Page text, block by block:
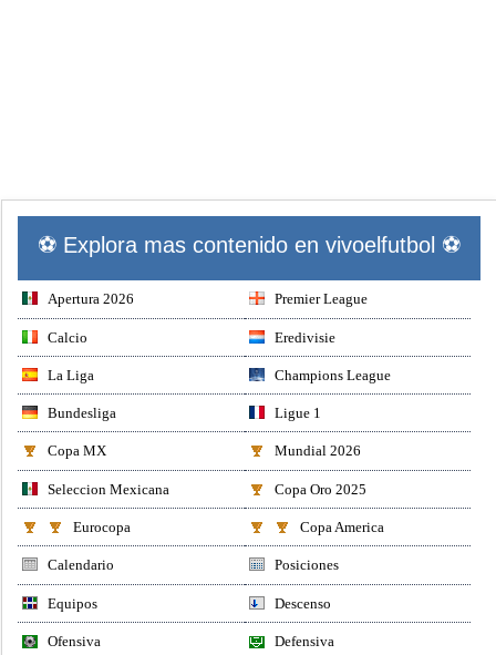
⚽ Explora mas contenido en vivoelfutbol ⚽
Apertura 2026 Premier League
Calcio Eredivisie
La Liga Champions League
Bundesliga Ligue 1
Copa MX Mundial 2026
Seleccion Mexicana Copa Oro 2025
Eurocopa Copa America
Calendario Posiciones
Equipos Descenso
Ofensiva Defensiva